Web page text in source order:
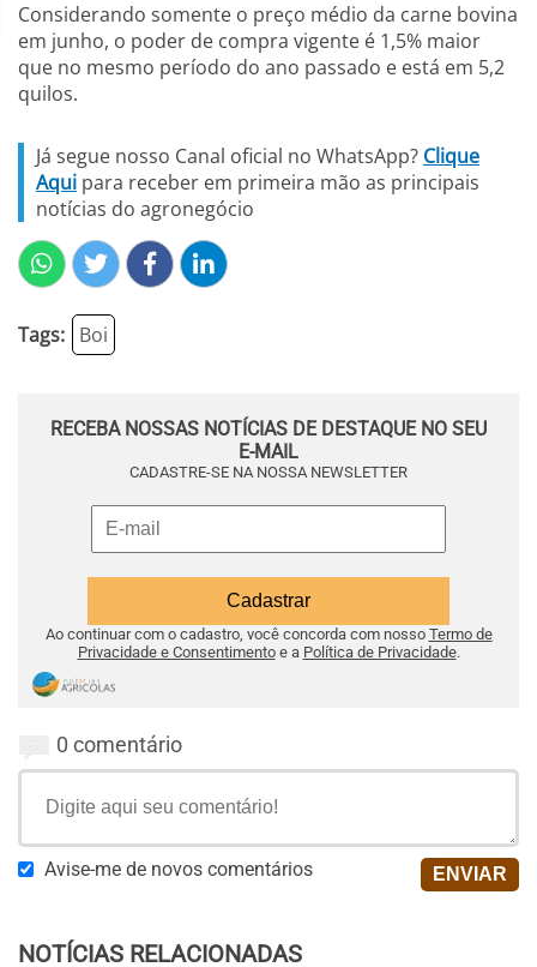
Considerando somente o preço médio da carne bovina
em junho, o poder de compra vigente é 1,5% maior
que no mesmo período do ano passado e está em 5,2
quilos.
Já segue nosso Canal oficial no WhatsApp? Clique
Aqui para receber em primeira mão as principais
notícias do agronegócio
Tags: Boi
RECEBA NOSSAS NOTÍCIAS DE DESTAQUE NO SEU
E-MAIL
CADASTRE-SE NA NOSSA NEWSLETTER
Ao continuar com o cadastro, você concorda com nosso Termo de
Privacidade e Consentimentoe a Política de Privacidade.
0 comentário
Avise-me de novos comentários
NOTÍCIAS RELACIONADAS